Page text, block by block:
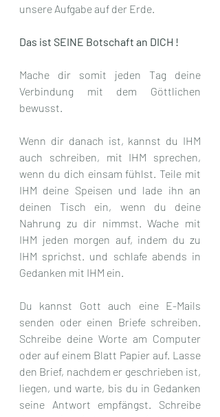
unsere Aufgabe auf der Erde.
Das ist SEINE Botschaft an DICH !
Mache dir somit jeden Tag deine
Verbindung mit dem Göttlichen
bewusst.
Wenn dir danach ist, kannst du IHM
auch schreiben, mit IHM sprechen,
wenn du dich einsam fühlst. Teile mit
IHM deine Speisen und lade ihn an
deinen Tisch ein, wenn du deine
Nahrung zu dir nimmst. Wache mit
IHM jeden morgen auf, indem du zu
IHM sprichst. und schlafe abends in
Gedanken mit IHM ein.
Du kannst Gott auch eine E-Mails
senden oder einen Briefe schreiben.
Schreibe deine Worte am Computer
oder auf einem Blatt Papier auf. Lasse
den Brief, nachdem er geschrieben ist,
liegen, und warte, bis du in Gedanken
seine Antwort empfängst. Schreibe